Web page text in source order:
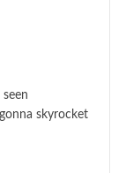
skyrocket